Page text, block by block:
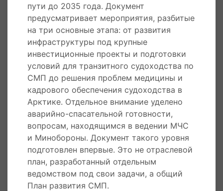
23 декабря 2019 годаПравительство РФ
утвердило подготовленный Госкорпорацией
«Росатом» план развития инфраструктуры
Северного морского пути до 2035 года.
Документ предусматривает мероприятия,
разбитые на три основные этапа: от развития
инфраструктуры под крупные
инвестиционные проекты и подготовки
условий для транзитного судоходства по СМП
до решения проблем медицины и кадрового
обеспечения судоходства в Арктике.
Отдельное внимание уделено спасательной
готовности, вопросам, находящимся в
ведении МЧС и Минобороны. Документ такого
уровня подготовлен впервые. Это не
пути до 2035 года. Документ
предусматривает мероприятия, разбитые
на три основные этапа: от развития
инфраструктуры под крупные
инвестиционные проекты и подготовки
условий для транзитного судоходства по
СМП до решения проблем медицины и
кадрового обеспечения судоходства в
Арктике. Отдельное внимание уделено
аварийно-спасательной готовности,
вопросам, находящимся в ведении МЧС
и Минобороны. Документ такого уровня
подготовлен впервые. Это не отраслевой
план, разработанный отдельным
ведомством под свои задачи, а общий
План развития СМП.